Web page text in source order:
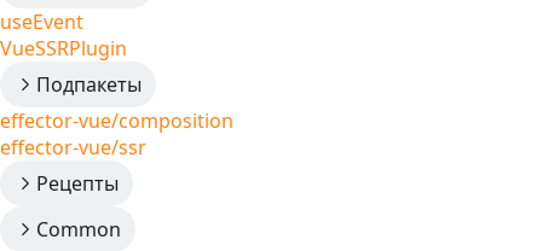
useEvent
VueSSRPlugin
Подпакеты
effector-vue/composition
effector-vue/ssr
Рецепты
Common